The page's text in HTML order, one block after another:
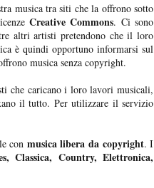
musica tra siti che la offrono sotto
Creative Commons. Ci sono
altri artisti pretendono che il loro
è quindi opportuno informarsi sul
musica senza copyright.
che caricano i loro lavori musicali,
il tutto. Per utilizzare il servizio
con musica libera da copyright. I
Classica, Country, Elettronica,